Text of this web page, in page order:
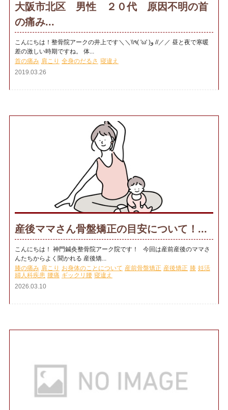
大阪市北区 男性 ２０代 原因不明の首
の痛み...
こんにちは！整骨院アークの井上です＼＼\\٩( 'ω' )و //／／ 昼と夜で寒暖
差の激しい時期ですね。 体...
首の痛み 肩こり 全身のだるさ 寝違え
2019.03.26
産後ママさん骨盤矯正の目安について！...
こんにちは！ 神門鍼灸整骨院アーク院です！ 今回は産前産後のママさ
んたちからよく聞かれる 産後矯...
膝の痛み 肩こり お身体のことについて 産前骨盤矯正 産後矯正 膝 妊活
婦人科疾患 腰痛 ギックリ腰 寝違え
2026.03.10